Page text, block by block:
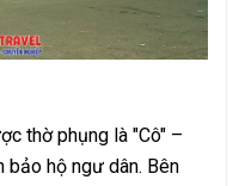
thờ phụng là "Cô" –
hộ ngư dân. Bên